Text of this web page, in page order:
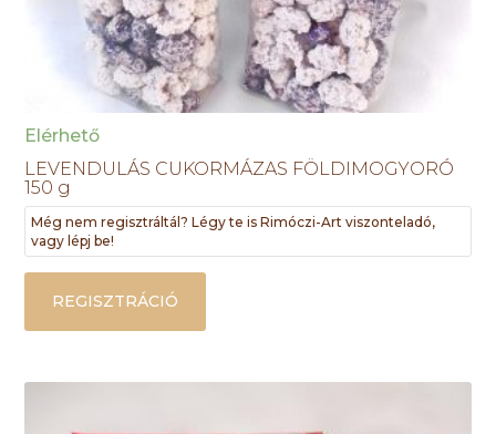
Elérhető
LEVENDULÁS CUKORMÁZAS FÖLDIMOGYORÓ
150 g
Még nem regisztráltál? Légy te is Rimóczi-Art viszonteladó,
vagy lépj be!
REGISZTRÁCIÓ